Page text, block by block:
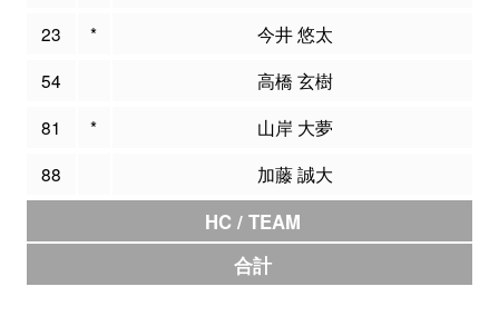
23
*
今井 悠太
54
高橋 玄樹
81
*
山岸 大夢
88
加藤 誠大
HC / TEAM
合計